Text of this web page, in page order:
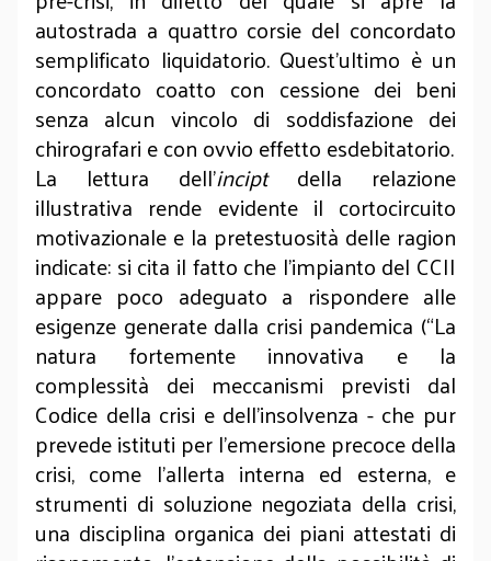
autostrada a quattro corsie del concordato
semplificato liquidatorio. Quest’ultimo è un
concordato coatto con cessione dei beni
senza alcun vincolo di soddisfazione dei
chirografari e con ovvio effetto esdebitatorio.
La lettura dell’incipt della relazione
illustrativa rende evidente il cortocircuito
motivazionale e la pretestuosità delle ragion
indicate: si cita il fatto che l’impianto del CCII
appare poco adeguato a rispondere alle
esigenze generate dalla crisi pandemica (“La
natura fortemente innovativa e la
complessità dei meccanismi previsti dal
Codice della crisi e dell’insolvenza - che pur
prevede istituti per l’emersione precoce della
crisi, come l’allerta interna ed esterna, e
strumenti di soluzione negoziata della crisi,
una disciplina organica dei piani attestati di